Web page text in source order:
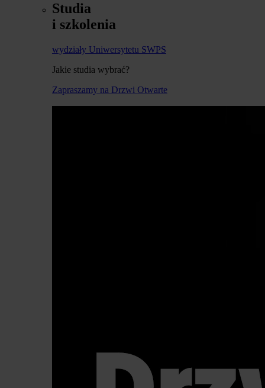
Studia
i szkolenia
wydziały Uniwersytetu SWPS
Jakie studia wybrać?
Zapraszamy na Drzwi Otwarte